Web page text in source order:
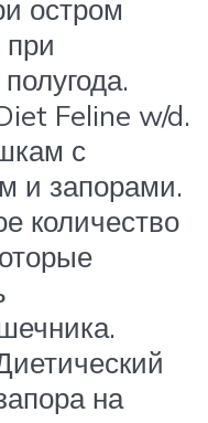
остром
Feline w/d.
с
и запорами.
количество
на